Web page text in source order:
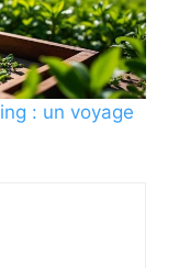
: un voyage